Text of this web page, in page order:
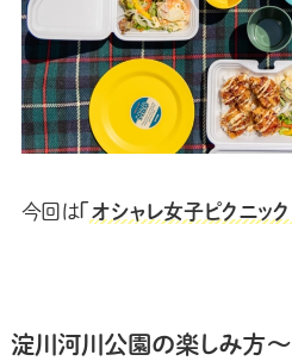
今回は オシャレ女子ピクニック
淀川河川公園の楽しみ方〜